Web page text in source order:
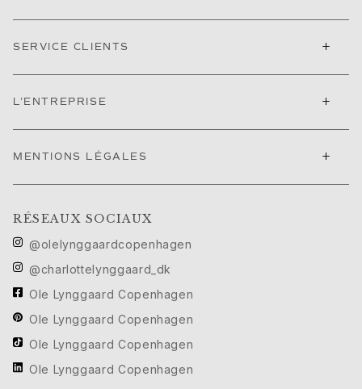
SERVICE CLIENTS +
L'ENTREPRISE +
MENTIONS LÉGALES +
RÉSEAUX SOCIAUX
@olelynggaardcopenhagen
@charlottelynggaard_dk
Ole Lynggaard Copenhagen
Ole Lynggaard Copenhagen
Ole Lynggaard Copenhagen
Ole Lynggaard Copenhagen